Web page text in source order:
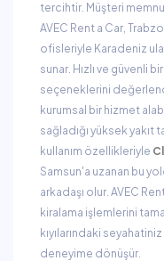
tercihtir. Müşteri
AVEC Rent a Car,
ofisleriyle Karadeniz
sunar. Hızlı ve güvenli
seçeneklerini
kurumsal bir hizmet
sağladığı yüksek yakıt
kullanım özellikleriyle
Samsun'a uzanan bu
arkadaşı olur. AVEC
kiralama işlemlerini
kıyılarındaki
deneyime dönüşür.